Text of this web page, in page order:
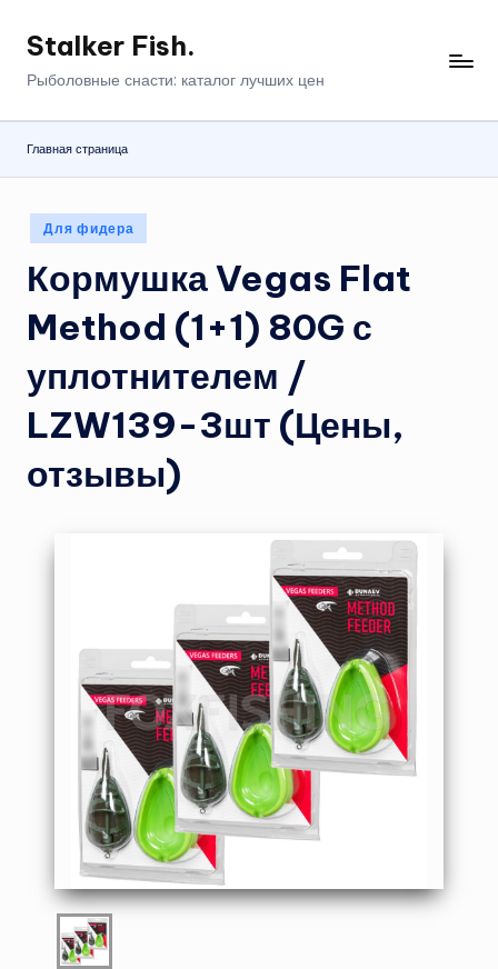
Перейти
Stalker Fish.
Рыболовные снасти: каталог лучших цен
Главная страница
Опубликовано
в
Для фидера
Кормушка Vegas Flat
Method (1+1) 80G с
уплотнителем /
LZW139-3шт (Цены,
отзывы)